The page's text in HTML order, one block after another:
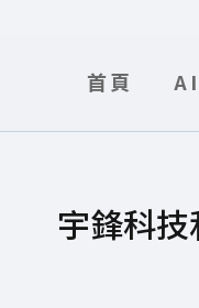
首頁
宇鋒科